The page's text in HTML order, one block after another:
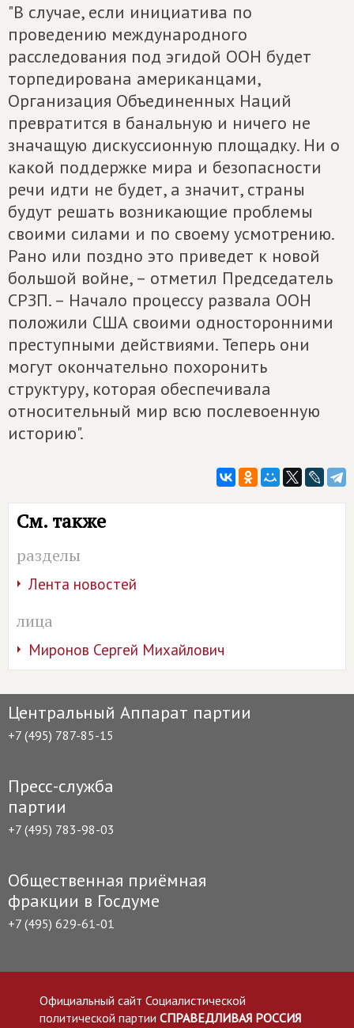
"В случае, если инициатива по
проведению международного
расследования под эгидой ООН будет
торпедирована американцами,
Организация Объединенных Наций
превратится в банальную и ничего не
значащую дискуссионную площадку. Ни о
какой поддержке мира и безопасности
речи идти не будет, а значит, страны
будут решать возникающие проблемы
своими силами и по своему усмотрению.
Рано или поздно это приведет к новой
большой войне, – отметил Председатель
СРЗП. – Начало процессу развала ООН
положили США своими односторонними
преступными действиями. Теперь они
могут окончательно похоронить
структуру, которая обеспечивала
относительный мир всю послевоенную
историю".
См. также
разделы
Лента новостей
лица
Миронов Сергей Михайлович
Центральный Аппарат партии
+7 (495) 787-85-15
Пресс-служба
партии
+7 (495) 783-98-03
Общественная приёмная
фракции в Госдуме
+7 (495) 629-61-01
Официальный сайт Социалистической
политической партии СПРАВЕДЛИВАЯ РОССИЯ